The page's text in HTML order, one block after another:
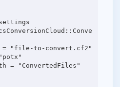
= "file-to-convert.cf2"
= "ConvertedFiles"